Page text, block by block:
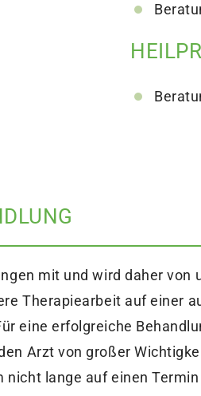
mit und wird daher von
Therapiearbeit auf einer
eine erfolgreiche
Arzt von großer
nicht lange auf einen